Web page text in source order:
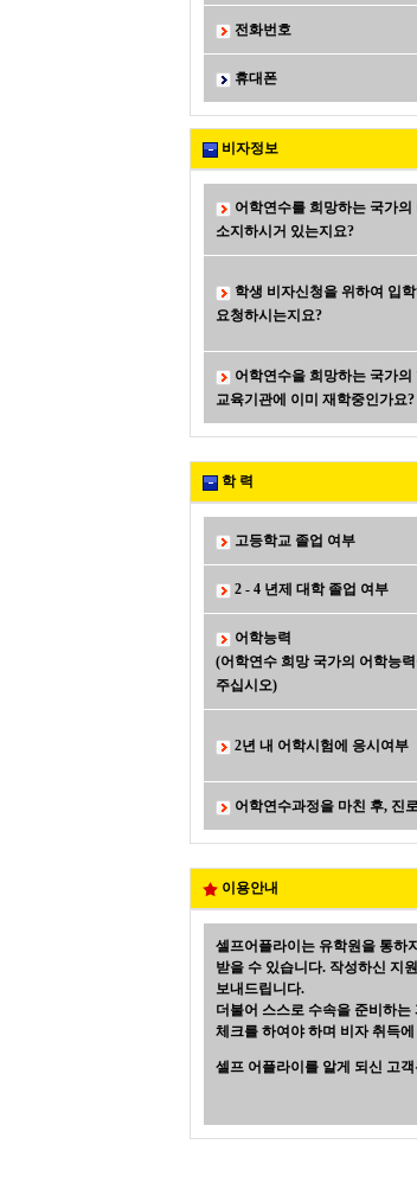
전화번호
휴대폰
비자정보
어학연수를 희망하는 국가의
소지하시거 있는지요?
학생 비자신청을 위하여 입
요청하시는지요?
어학연수을 희망하는 국가의
교육기관에 이미 재학중인가요?
학 력
고등학교 졸업 여부
2 - 4 년제 대학 졸업 여부
어학능력
(어학연수 희망 국가의 어학능
주십시오)
2년 내 어학시험에 응시여부
어학연수과정을 마친 후, 진
이용안내
셀프어플라이는 유학원을 통하
받을 수 있습니다. 작성하신 지
보내드립니다.
더불어 스스로 수속을 준비하
체크를 하여야 하며 비자 취득
셀프 어플라이를 알게 되신 고